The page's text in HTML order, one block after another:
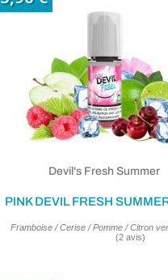
Devil's Fresh Summer
PINK DEVIL FRESH
Framboise / Cerise / Pomme / Citron